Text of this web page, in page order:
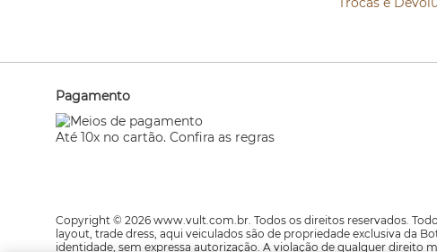
Pagamento
Até 10x no cartão. Confira as regras
Copyright © 2026 www.vult.com.br. Todos os direitos reservados.
layout, trade dress, aqui veiculados são de propriedade exclusiva da
identidade, sem expressa autorização. A violação de qualquer direito